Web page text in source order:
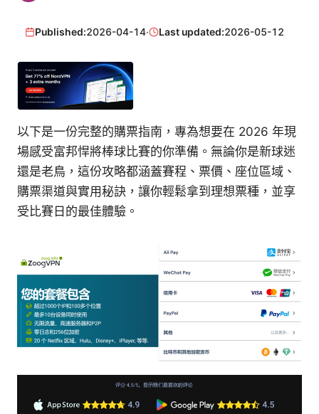
Published:2026-04-14· Last updated:2026-05-12
以下是一份完整的購票指南，專為想要在 2026 年現
場感受富邦悍將棒球比賽的你準備。無論你是新球迷
還是老鳥，這份攻略都涵蓋賽程、票價、座位區域、
購票渠道與實用秘訣，讓你輕鬆拿到理想票種，並享
受比賽日的最佳體驗。